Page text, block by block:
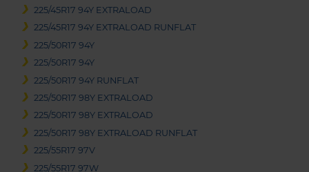
225/45R17 94Y EXTRALOAD
225/45R17 94Y EXTRALOAD RUNFLAT
225/50R17 94Y
225/50R17 94Y
225/50R17 94Y RUNFLAT
225/50R17 98Y EXTRALOAD
225/50R17 98Y EXTRALOAD
225/50R17 98Y EXTRALOAD RUNFLAT
225/55R17 97V
225/55R17 97W